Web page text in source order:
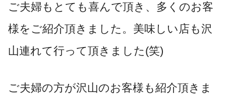
ご夫婦もとても喜んで頂き、多くのお客
様をご紹介頂きました。美味しい店も沢
山連れて行って頂きました(笑)
ご夫婦の方が沢山のお客様も紹介頂きま